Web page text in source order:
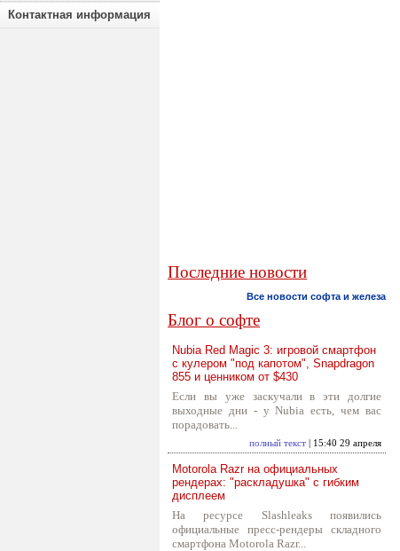
Контактная информация
Последние новости
Все новости софта и железа
Блог о софте
Nubia Red Magic 3: игровой смартфон
с кулером "под капотом", Snapdragon
855 и ценником от $430
Если вы уже заскучали в эти долгие
выходные дни - у Nubia есть, чем вас
порадовать...
полный текст | 15:40 29 апреля
Motorola Razr на официальных
рендерах: "раскладушка" с гибким
дисплеем
На ресурсе Slashleaks появились
официальные пресс-рендеры складного
смартфона Motorola Razr...